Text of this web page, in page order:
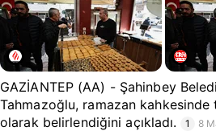
GAZİANTEP (AA) - Şahinbey
Tahmazoğlu, ramazan
olarak belirlendiğini açıkladı.
1 8